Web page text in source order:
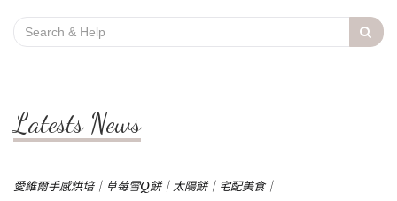
Search
for:
Latests News
愛維爾手感烘培｜草莓雪Q餅｜太陽餅｜宅配美食｜